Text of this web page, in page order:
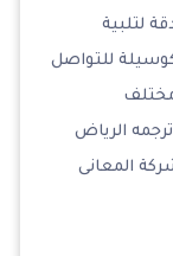
لتلبية
كوسيلة للتواصل
الرياض
المعانى